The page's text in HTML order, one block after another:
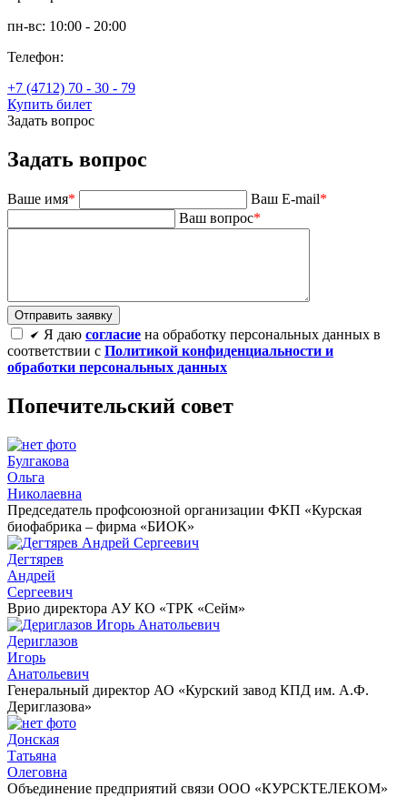
пн-вс: 10:00 - 20:00
Телефон:
+7 (4712) 70 - 30 - 79
Купить билет
Задать вопрос
Задать вопрос
Ваше имя* Ваш E-mail*
Ваш вопрос*
Я даю согласие на обработку персональных данных в
соответствии с Политикой конфиденциальности и
обработки персональных данных
Попечительский совет
Булгакова
Ольга
Николаевна
Председатель профсоюзной организации ФКП «Курская
биофабрика – фирма «БИОК»
Дегтярев
Андрей
Сергеевич
Врио директора АУ КО «ТРК «Сейм»
Дериглазов
Игорь
Анатольевич
Генеральный директор АО «Курский завод КПД им. А.Ф.
Дериглазова»
Донская
Татьяна
Олеговна
Объединение предприятий связи ООО «КУРСКТЕЛЕКОМ»